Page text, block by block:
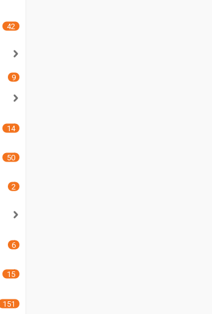
42
9
14
50
2
6
15
151